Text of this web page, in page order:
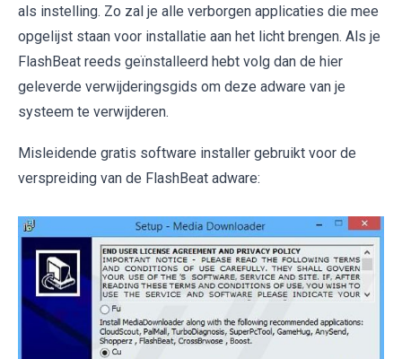
als instelling. Zo zal je alle verborgen applicaties die mee
opgelijst staan voor installatie aan het licht brengen. Als je
FlashBeat reeds geïnstalleerd hebt volg dan de hier
geleverde verwijderingsgids om deze adware van je
systeem te verwijderen.
Misleidende gratis software installer gebruikt voor de
verspreiding van de FlashBeat adware: